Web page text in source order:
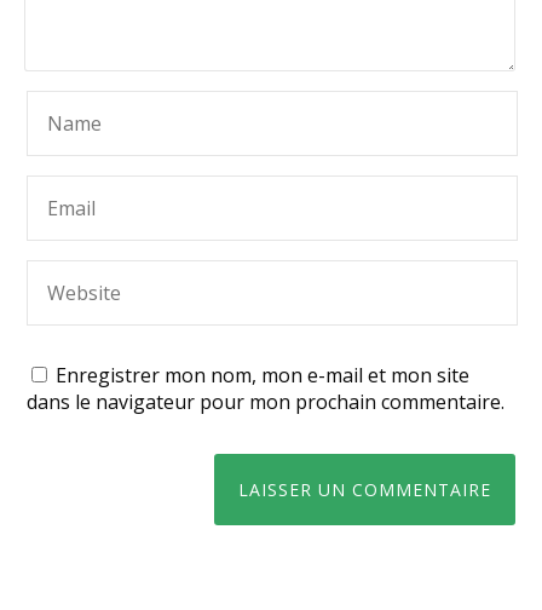
Enregistrer mon nom, mon e-mail et mon site
dans le navigateur pour mon prochain commentaire.